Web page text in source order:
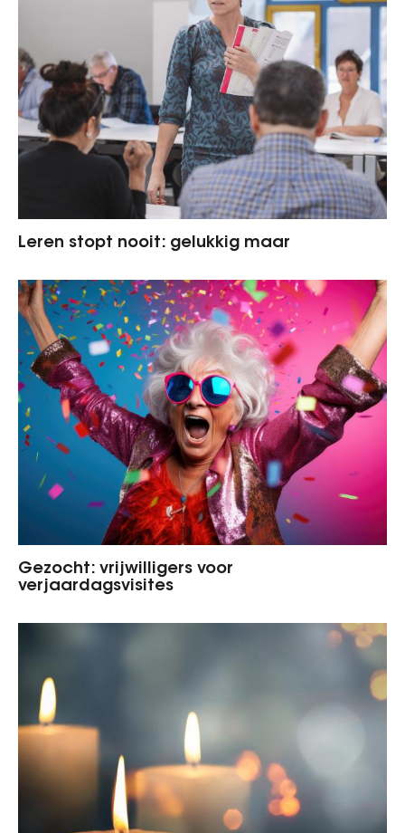
Leren stopt nooit: gelukkig maar
Gezocht: vrijwilligers voor
verjaardagsvisites